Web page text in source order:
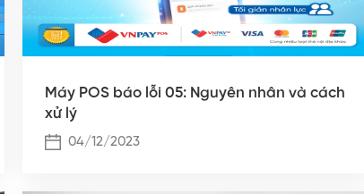
Máy POS báo lỗi 05: Nguyên nhân và cách
xử lý
04/12/2023